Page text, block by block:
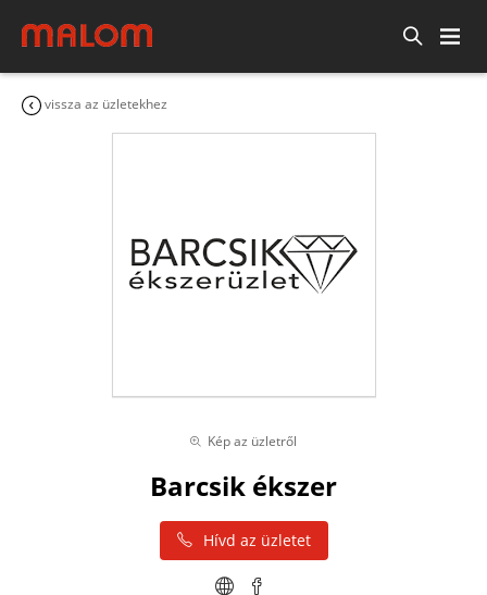
vissza az üzletekhez
Kép az üzletről
Barcsik ékszer
Hívd az üzletet